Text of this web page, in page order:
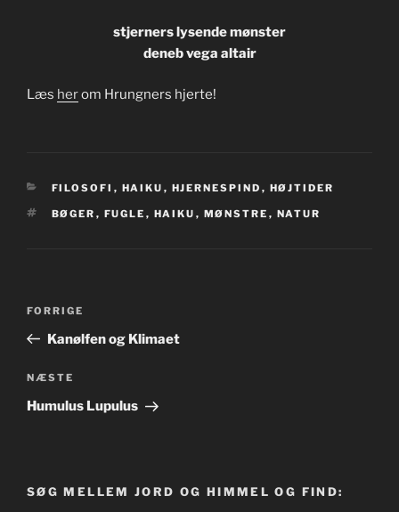
stjerners lysende mønster
deneb vega altair
Læs herom Hrungners hjerte!
KATEGORIER
FILOSOFI , HAIKU , HJERNESPIND , HØJTIDER
TAGS
BØGER , FUGLE , HAIKU , MØNSTRE , NATUR
Forrige
indlæg
FORRIGE
Kanølfen og Klimaet
Næste
indlæg
NÆSTE
Humulus Lupulus
SØG MELLEM JORD OG HIMMEL OG FIND: